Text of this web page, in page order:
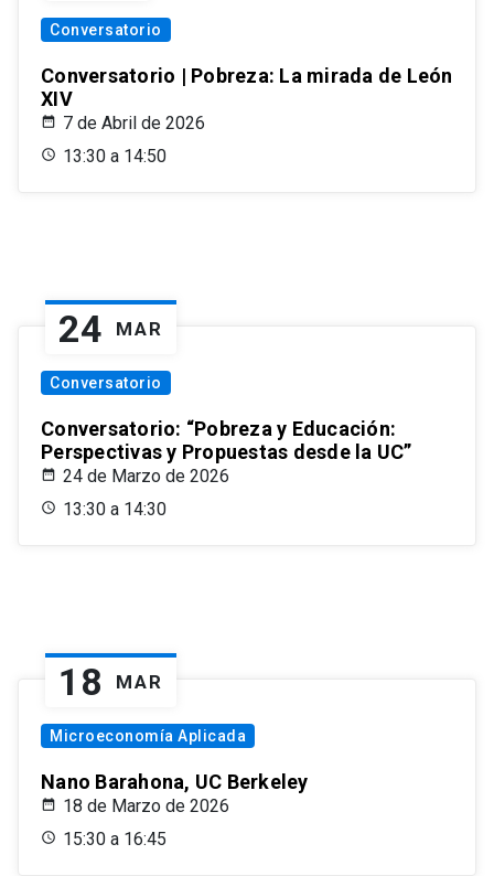
Conversatorio
Conversatorio | Pobreza: La mirada de León
XIV
7 de Abril de 2026
13:30 a 14:50
24 MAR
Conversatorio
Conversatorio: “Pobreza y Educación:
Perspectivas y Propuestas desde la UC”
24 de Marzo de 2026
13:30 a 14:30
18 MAR
Microeconomía Aplicada
Nano Barahona, UC Berkeley
18 de Marzo de 2026
15:30 a 16:45